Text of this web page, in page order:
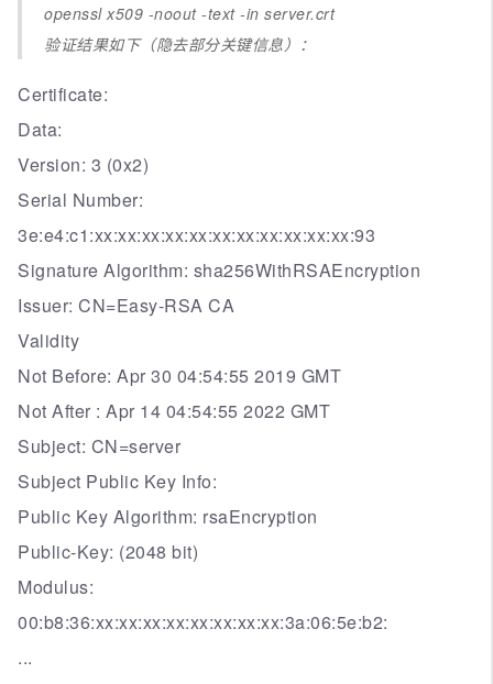
openssl x509 -noout -text -in server.crt
验证结果如下（隐去部分关键信息）：
Certificate:
Data:
Version: 3 (0x2)
Serial Number:
3e:e4:c1:xx:xx:xx:xx:xx:xx:xx:xx:xx:xx:xx:93
Signature Algorithm: sha256WithRSAEncryption
Issuer: CN=Easy-RSA CA
Validity
Not Before: Apr 30 04:54:55 2019 GMT
Not After : Apr 14 04:54:55 2022 GMT
Subject: CN=server
Subject Public Key Info:
Public Key Algorithm: rsaEncryption
Public-Key: (2048 bit)
Modulus:
00:b8:36:xx:xx:xx:xx:xx:xx:xx:xx:3a:06:5e:b2:
...